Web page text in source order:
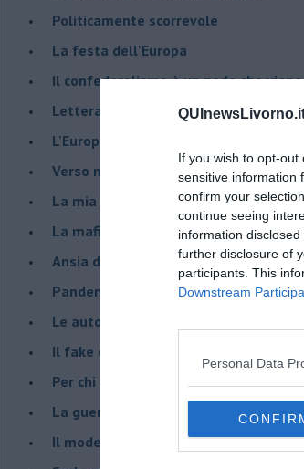
If you wish to opt-
sensitive information
confirm your
continue seeing
information
further disclosure of
participants. This
Downstream
Personal Data
Politicamente scorrevole
La festa dell'Europa
Il confederalismo è un nodo che
Lettera al Presidente Draghi
L'Europa non regge il confronto con
Verso nuovi modelli economici
​La mia generazione... Quella
​La mafia sanitaria ai tempi del covid
Ansia da Covid
Pandemia e modello neoliberista
Le auto diesel non son da demonizzare
​Il fake e la mafia
Per chi combatte la mafia è l'ora più
La guerra nell'ex Jugoslavia, se parla
Il modello da seguire per gli Stati Uniti